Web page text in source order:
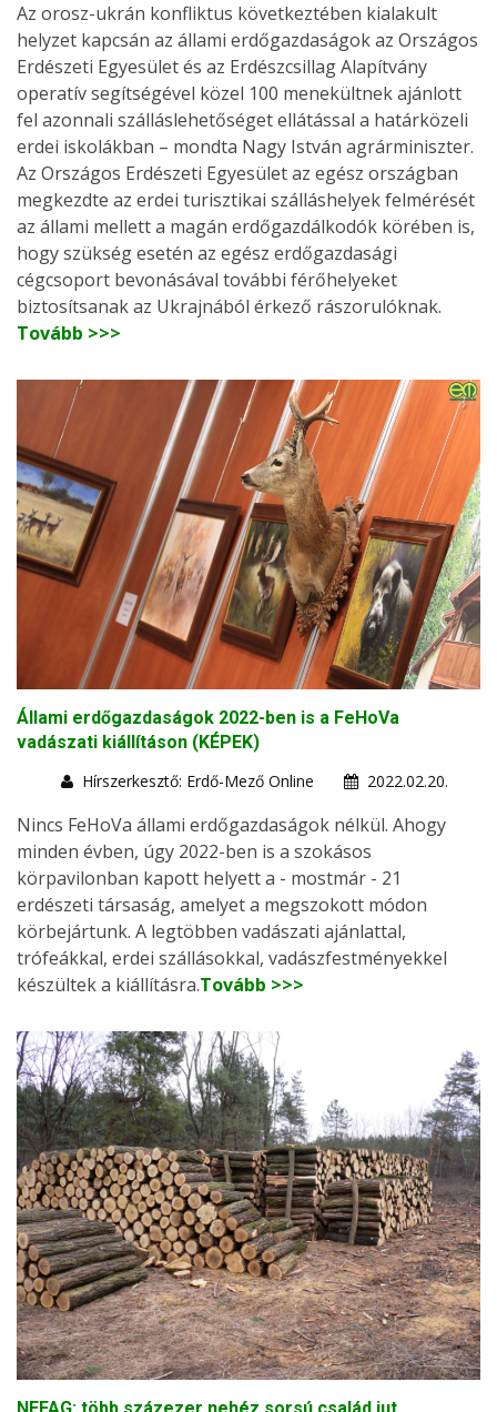
Az orosz-ukrán konfliktus következtében kialakult
helyzet kapcsán az állami erdőgazdaságok az Országos
Erdészeti Egyesület és az Erdészcsillag Alapítvány
operatív segítségével közel 100 menekültnek ajánlott
fel azonnali szálláslehetőséget ellátással a határközeli
erdei iskolákban – mondta Nagy István agrárminiszter.
Az Országos Erdészeti Egyesület az egész országban
megkezdte az erdei turisztikai szálláshelyek felmérését
az állami mellett a magán erdőgazdálkodók körében is,
hogy szükség esetén az egész erdőgazdasági
cégcsoport bevonásával további férőhelyeket
biztosítsanak az Ukrajnából érkező rászorulóknak.
Tovább >>>
Állami erdőgazdaságok 2022-ben is a FeHoVa
vadászati kiállításon (KÉPEK)
Hírszerkesztő: Erdő-Mező Online
2022.02.20.
Nincs FeHoVa állami erdőgazdaságok nélkül. Ahogy
minden évben, úgy 2022-ben is a szokásos
körpavilonban kapott helyett a - mostmár - 21
erdészeti társaság, amelyet a megszokott módon
körbejártunk. A legtöbben vadászati ajánlattal,
trófeákkal, erdei szállásokkal, vadászfestményekkel
készültek a kiállításra.Tovább >>>